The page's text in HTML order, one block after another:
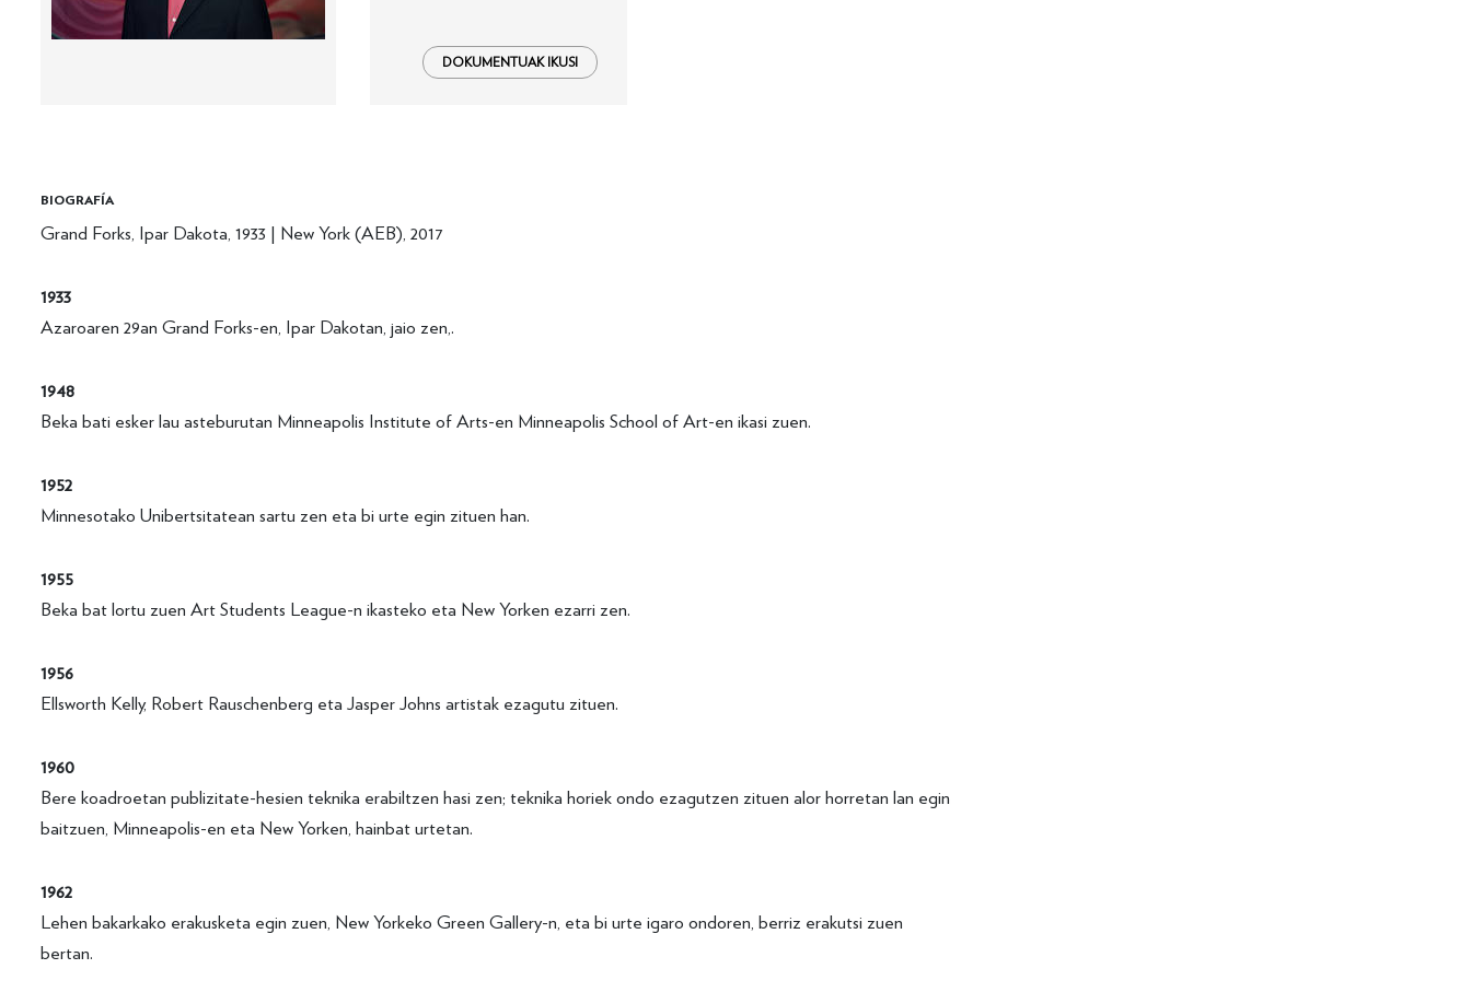
DOKUMENTUAK IKUSI
BIOGRAFÍA
Grand Forks, Ipar Dakota, 1933 | New York (AEB), 2017
1933
Azaroaren 29an Grand Forks-en, Ipar Dakotan, jaio zen,.
1948
Beka bati esker lau asteburutan Minneapolis Institute of Arts-en Minneapolis School of Art-en ikasi zuen.
1952
Minnesotako Unibertsitatean sartu zen eta bi urte egin zituen han.
1955
Beka bat lortu zuen Art Students League-n ikasteko eta New Yorken ezarri zen.
1956
Ellsworth Kelly, Robert Rauschenberg eta Jasper Johns artistak ezagutu zituen.
1960
Bere koadroetan publizitate-hesien teknika erabiltzen hasi zen; teknika horiek ondo ezagutzen zituen alor horretan lan egin
baitzuen, Minneapolis-en eta New Yorken, hainbat urtetan.
1962
Lehen bakarkako erakusketa egin zuen, New Yorkeko Green Gallery-n, eta bi urte igaro ondoren, berriz erakutsi zuen
bertan.